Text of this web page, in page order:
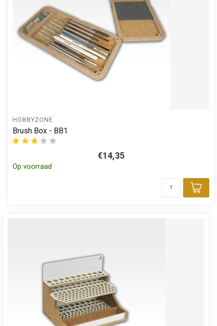
HOBBYZONE
Brush Box - BB1
€14,35
Op voorraad